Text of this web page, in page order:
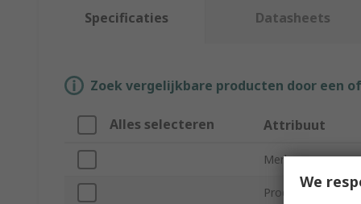
Specificaties Datasheets
Zoek vergelijkbare producten door een
Alles selecteren Attribuut
Merk
Product Type
We